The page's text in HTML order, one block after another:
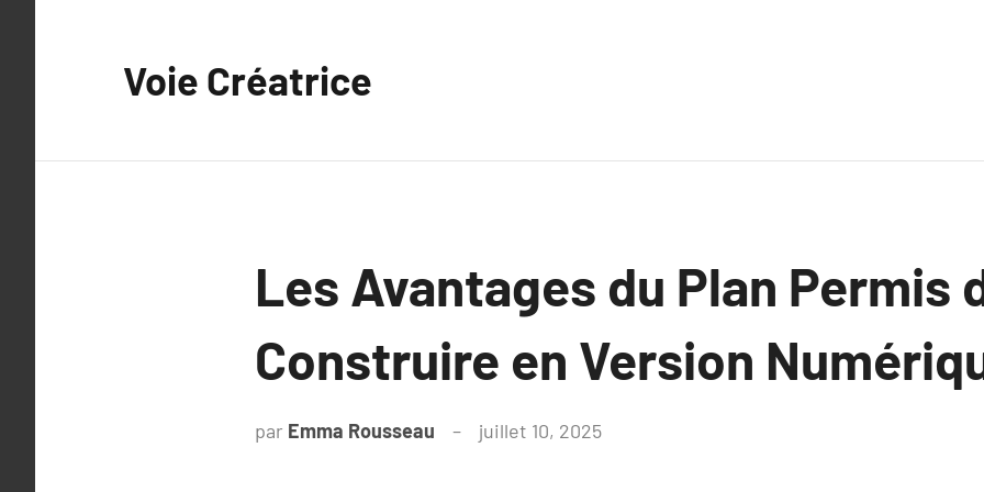
Voie Créatrice
Les Avantages du Plan Permis
Construire en Version
par Emma Rousseau juillet 10, 2025